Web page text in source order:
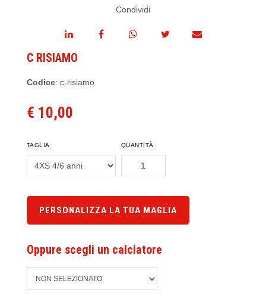
Condividi
C RISIAMO
Codice: c-risiamo
€ 10,00
TAGLIA QUANTITÀ
PERSONALIZZA LA TUA MAGLIA
Oppure scegli un calciatore